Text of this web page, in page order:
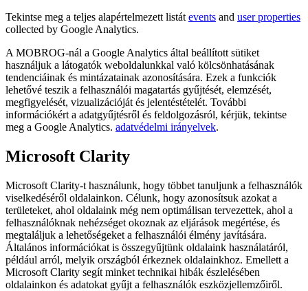
Tekintse meg a teljes alapértelmezett listát events and user properties
collected by Google Analytics.
A MOBROG-nál a Google Analytics által beállított sütiket
használjuk a látogatók weboldalunkkal való kölcsönhatásának
tendenciáinak és mintázatainak azonosítására. Ezek a funkciók
lehetővé teszik a felhasználói magatartás gyűjtését, elemzését,
megfigyelését, vizualizációját és jelentéstételét. További
információkért a adatgyűjtésről és feldolgozásról, kérjük, tekintse
meg a Google Analytics. adatvédelmi irányelvek.
Microsoft Clarity
Microsoft Clarity-t használunk, hogy többet tanuljunk a felhasználók
viselkedéséről oldalainkon. Célunk, hogy azonosítsuk azokat a
területeket, ahol oldalaink még nem optimálisan tervezettek, ahol a
felhasználóknak nehézséget okoznak az eljárások megértése, és
megtaláljuk a lehetőségeket a felhasználói élmény javítására.
Általános információkat is összegyűjtünk oldalaink használatáról,
például arról, melyik országból érkeznek oldalainkhoz. Emellett a
Microsoft Clarity segít minket technikai hibák észlelésében
oldalainkon és adatokat gyűjt a felhasználók eszközjellemzőiről.